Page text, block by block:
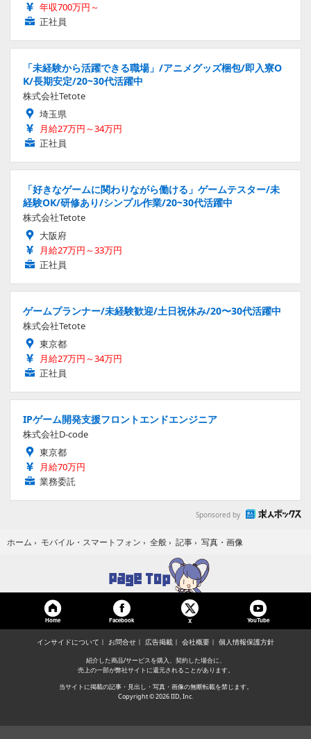
年収700万円～
正社員
「未経験から活躍できる職場」/アニメグッズ梱包/即入寮O
K/長期安定/20~30代活躍中
株式会社Tetote
埼玉県
月給27万円～34万円
正社員
「好きなゲームに関わりながら働ける」ゲームテスター/未
経験OK/研修あり/シンプル作業/20~30代活躍中
株式会社Tetote
大阪府
月給27万円～33万円
正社員
ゲームプランナー/未経験歓迎/土日祝休み/20〜30代活躍中
株式会社Tetote
東京都
月給27万円～34万円
正社員
IPゲーム開発支援フロントエンドエンジニア
株式会社D-code
東京都
月給70万円
業務委託
Sponsored by
ホーム › モバイル・スマートフォン › 全般 › 記事 › 写真・画像
Home Facebook X YouTube
インサイドについて お問合せ 広告掲載 会社概要 個人情報保護方針
紹介した商品/サービスを購入、契約した場合に、
売上の一部が弊社サイトに還元されることがあります。
当サイトに掲載の記事・見出し・写真・画像の無断転載を禁じます。
Copyright © 2026 IID, Inc.